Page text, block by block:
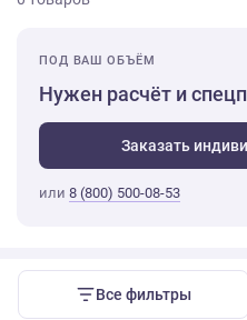
ПОД ВАШ ОБЪЁМ
Нужен расчёт и
Заказать
или 8 (800) 500-08-53
Все фильтры